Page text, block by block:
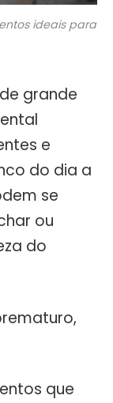
ideais para
grande
e
do dia a
se
ou
do
que